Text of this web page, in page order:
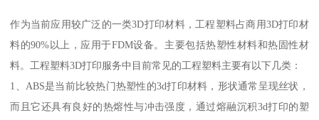
作为当前应用较广泛的一类3D打印材料，工程塑料占商用3D打印材
料的90%以上，应用于FDM设备。主要包括热塑性材料和热固性材
料。工程塑料3D打印服务中目前常见的工程塑料主要有以下几类：
1、ABS是当前比较热门热塑性的3d打印材料，形状通常呈现丝状，
而且它还具有良好的热熔性与冲击强度，通过熔融沉积3d打印的塑